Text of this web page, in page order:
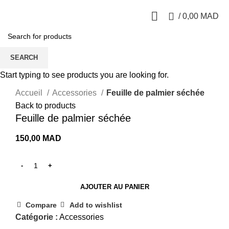
/ 0,00 MAD
Click to enlarge
Accueil
Accessories
Feuille de palmier séchée
Back to products
Feuille de palmier séchée
150,00 MAD
AJOUTER AU PANIER
Compare Add to wishlist
Catégorie : Accessories
SEARCH
Start typing to see products you are looking for.